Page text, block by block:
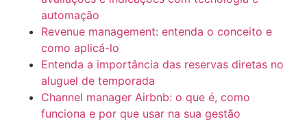
automação
Revenue management: entenda o conceito e
como aplicá-lo
Entenda a importância das reservas diretas no
aluguel de temporada
Channel manager Airbnb: o que é, como
funciona e por que usar na sua gestão